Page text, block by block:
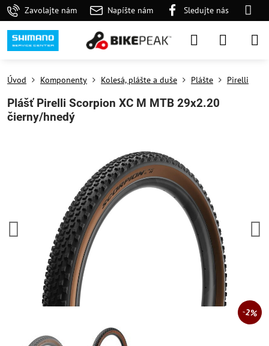
Zavolajte nám Napíšte nám Sledujte nás
2%
Úvod Komponenty Kolesá, plášte a duše Plášte Pirelli
Plášť Pirelli Scorpion XC M MTB 29x2.20
čierny/hnedý